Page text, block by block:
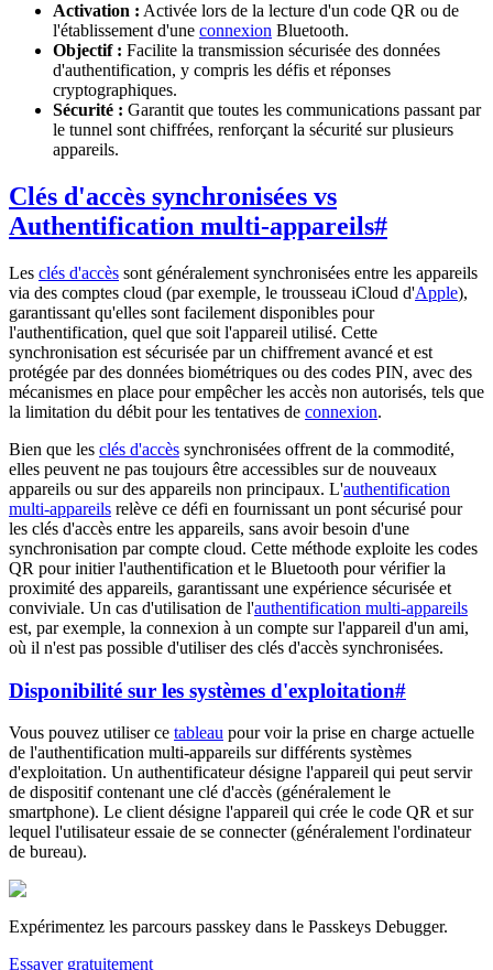
Activation : Activée lors de la lecture d'un code QR ou de
l'établissement d'une connexion Bluetooth.
Objectif : Facilite la transmission sécurisée des données
d'authentification, y compris les défis et réponses
cryptographiques.
Sécurité : Garantit que toutes les communications passant par
le tunnel sont chiffrées, renforçant la sécurité sur plusieurs
appareils.
Clés d'accès synchronisées vs
Authentification multi-appareils#
Les clés d'accès sont généralement synchronisées entre les appareils
via des comptes cloud (par exemple, le trousseau iCloud d'Apple),
garantissant qu'elles sont facilement disponibles pour
l'authentification, quel que soit l'appareil utilisé. Cette
synchronisation est sécurisée par un chiffrement avancé et est
protégée par des données biométriques ou des codes PIN, avec des
mécanismes en place pour empêcher les accès non autorisés, tels que
la limitation du débit pour les tentatives de connexion.
Bien que les clés d'accès synchronisées offrent de la commodité,
elles peuvent ne pas toujours être accessibles sur de nouveaux
appareils ou sur des appareils non principaux. L'authentification
multi-appareils relève ce défi en fournissant un pont sécurisé pour
les clés d'accès entre les appareils, sans avoir besoin d'une
synchronisation par compte cloud. Cette méthode exploite les codes
QR pour initier l'authentification et le Bluetooth pour vérifier la
proximité des appareils, garantissant une expérience sécurisée et
conviviale. Un cas d'utilisation de l'authentification multi-appareils
est, par exemple, la connexion à un compte sur l'appareil d'un ami,
où il n'est pas possible d'utiliser des clés d'accès synchronisées.
Disponibilité sur les systèmes d'exploitation#
Vous pouvez utiliser ce tableau pour voir la prise en charge actuelle
de l'authentification multi-appareils sur différents systèmes
d'exploitation. Un authentificateur désigne l'appareil qui peut servir
de dispositif contenant une clé d'accès (généralement le
smartphone). Le client désigne l'appareil qui crée le code QR et sur
lequel l'utilisateur essaie de se connecter (généralement l'ordinateur
de bureau).
Expérimentez les parcours passkey dans le Passkeys Debugger.
Essayer gratuitement